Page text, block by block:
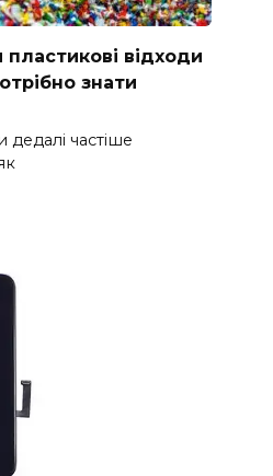
відходи
знати
дедалі частіше